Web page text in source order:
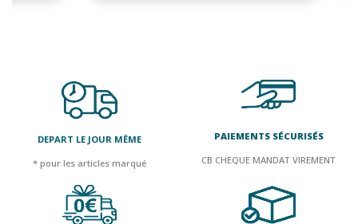
DEPART LE JOUR MÊME
* pour les articles marqué
PAIEMENTS SÉCURISÉS
CB CHEQUE MANDAT VIREMENT